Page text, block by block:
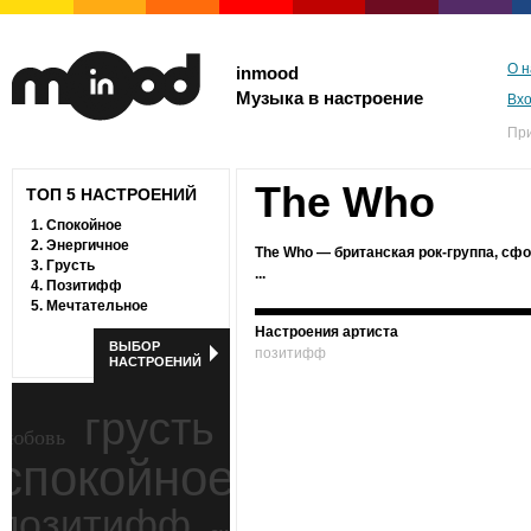
inmood
Музыка в настроение
О
ТОП 5 НАСТРОЕНИЙ
1. Спокойное
2. Энергичное
3. Грусть
4. Позитифф
5. Мечтательное
ВЫБОР
НАСТРОЕНИЙ
грусть
The Who
The Who — британская рок-группа,
...
Настроения артиста
позитифф